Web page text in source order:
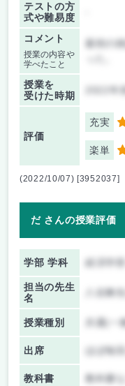
テストの方
式や難易度
コメント
授業の内容や
学べたこと
最初の
授業を
受けた時期
評価
充実 4
楽単 4
(2022/10/07) [3952037]
だ さんの授業評価
学部 学科
担当の先生
名
八谷舞先
授業種別 共通(一
出席 ほぼ毎
教科書 教科書